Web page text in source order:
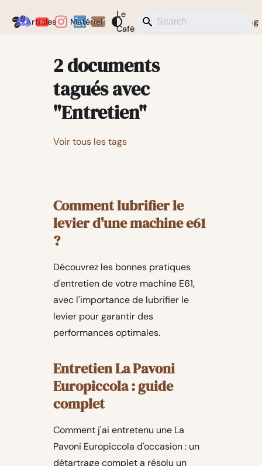
Coffeegeek
Articles Matériel
Le
Café
Actualités Blog
2 documents
tagués avec
"Entretien"
Voir tous les tags
Comment lubrifier le
levier d'une machine e61
?
Découvrez les bonnes pratiques
d'entretien de votre machine E61,
avec l'importance de lubrifier le
levier pour garantir des
performances optimales.
Entretien La Pavoni
Europiccola : guide
complet
Comment j'ai entretenu une La
Pavoni Europiccola d'occasion : un
détartrage complet a résolu un